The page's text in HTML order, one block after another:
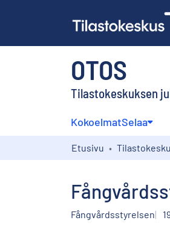
OTOS
Tilastokeskuksen
KokoelmatSelaa
Etusivu
Fångvårdsstyrelsen